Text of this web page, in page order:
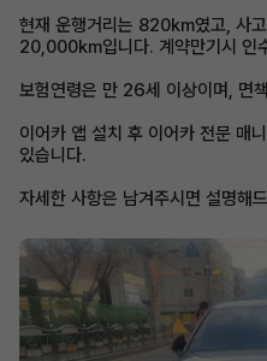
현재 운행거리는 820km였고, 사
20,000km입니다. 계약만기시
보험연령은 만 26세 이상이며, 면
이어카 앱 설치 후 이어카 전문 매
있습니다.
자세한 사항은 남겨주시면 설명해